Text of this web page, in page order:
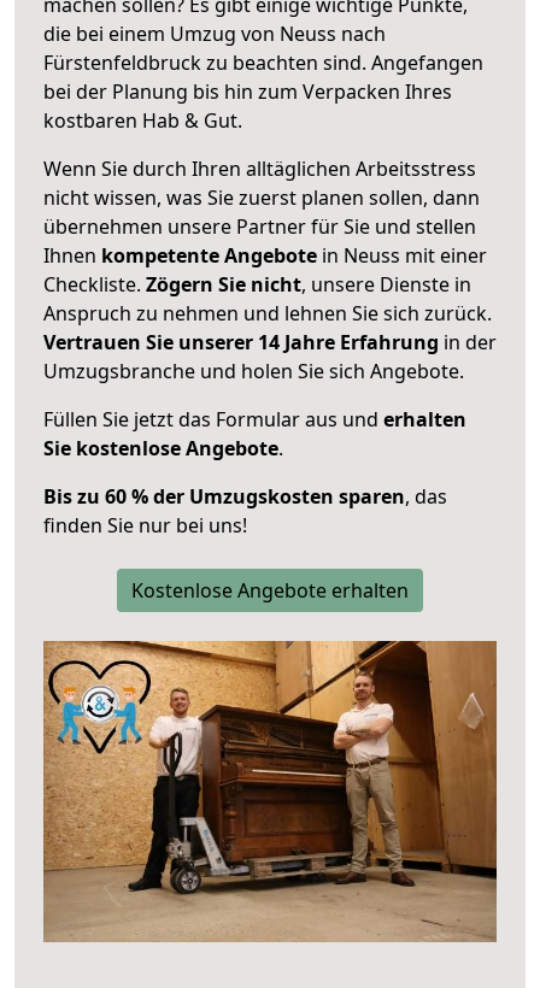
die bei einem Umzug von Neuss nach
Fürstenfeldbruck zu beachten sind. Angefangen
bei der Planung bis hin zum Verpacken Ihres
kostbaren Hab & Gut.
Wenn Sie durch Ihren alltäglichen Arbeitsstress
nicht wissen, was Sie zuerst planen sollen, dann
übernehmen unsere Partner für Sie und stellen
Ihnen kompetente Angebote in Neuss mit einer
Checkliste. Zögern Sie nicht, unsere Dienste in
Anspruch zu nehmen und lehnen Sie sich zurück.
Vertrauen Sie unserer 14 Jahre Erfahrung in der
Umzugsbranche und holen Sie sich Angebote.
Füllen Sie jetzt das Formular aus und erhalten
Sie kostenlose Angebote.
Bis zu 60 % der Umzugskosten sparen, das
finden Sie nur bei uns!
Kostenlose Angebote erhalten